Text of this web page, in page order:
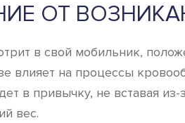
ОТ
в свой мобильник,
на процессы
в привычку, не вставая
вес.